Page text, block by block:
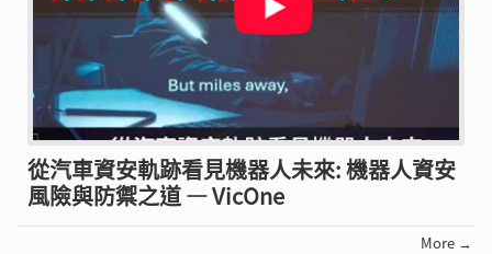
從汽車資安軌跡看見機器人未來: 機器人資安
風險與防禦之道 — VicOne
More →